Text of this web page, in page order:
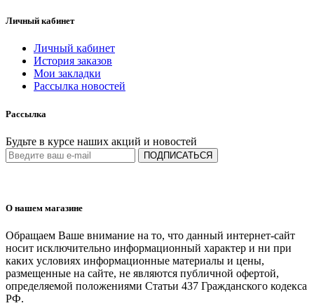
Личный кабинет
Личный кабинет
История заказов
Мои закладки
Рассылка новостей
Рассылка
Будьте в курсе наших акций и новостей
ПОДПИСАТЬСЯ
О нашем магазине
Обращаем Ваше внимание на то, что данный интернет-сайт
носит исключительно информационный характер и ни при
каких условиях информационные материалы и цены,
размещенные на сайте, не являются публичной офертой,
определяемой положениями Статьи 437 Гражданского кодекса
РФ.